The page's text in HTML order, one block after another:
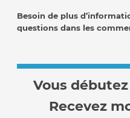
Besoin de plus
questions dans les
Vous
Recevez